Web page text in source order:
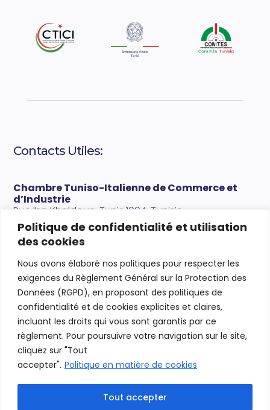
Politique de confidentialité et utilisation
des cookies
Nous avons élaboré nos politiques pour respecter les
exigences du Règlement Général sur la Protection des
Données (RGPD), en proposant des politiques de
confidentialité et de cookies explicites et claires,
incluant les droits qui vous sont garantis par ce
règlement. Pour poursuivre votre navigation sur le site,
cliquez sur "Tout
accepter". Politique en matière de cookies
Tout accepter
Contacts Utiles:
Chambre Tuniso-Italienne de Commerce et
d’Industrie
Rue Ibn Khaldoun, Tunis 1004, Tunisie
Tel.+216 71 239 123
Email:sg@ctici.org.tn
Comité des Italiens à l’Étranger
RUE DE SYRIE Imm.le Epi Center (Bloc C)
1002 Tunisi – Tunisia
Email:segreteria@comitestunisia.com
Signalements Techniques Annuaire:
admin@annuarioimpreseitaliatunisia.com